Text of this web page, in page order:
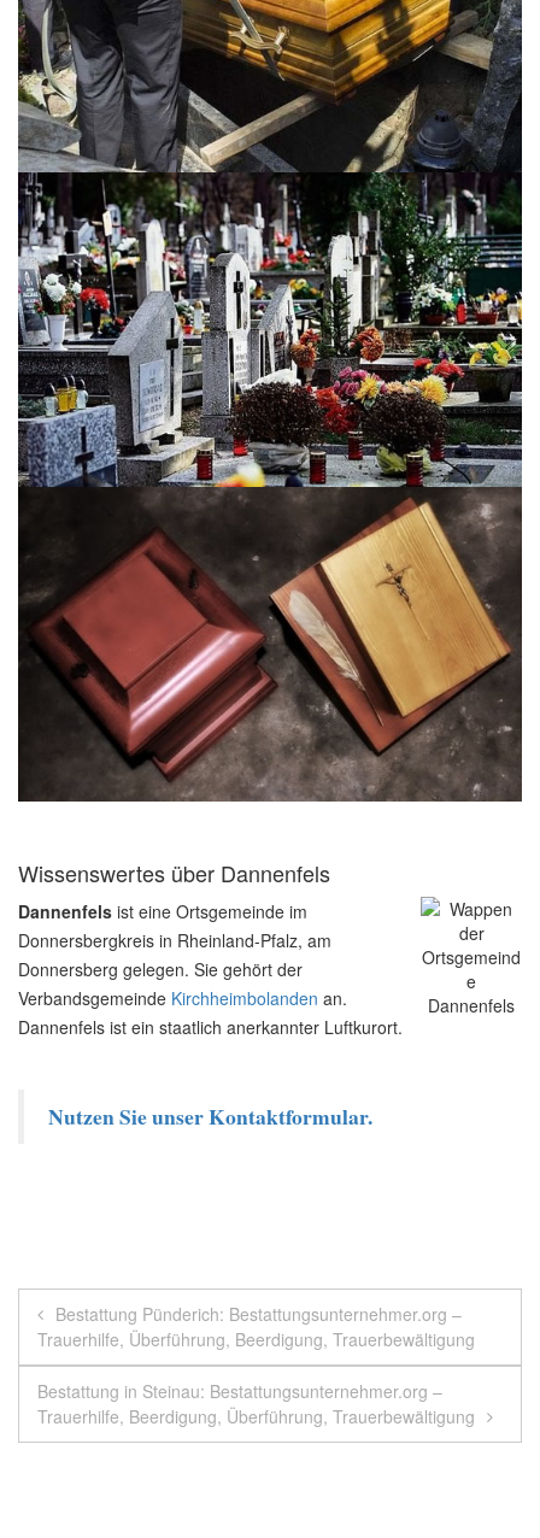
Wissenswertes über Dannenfels
Dannenfels ist eine Ortsgemeinde im
Donnersbergkreis in Rheinland-Pfalz, am
Donnersberg gelegen. Sie gehört der
Verbandsgemeinde Kirchheimbolanden an.
Dannenfels ist ein staatlich anerkannter Luftkurort.
Nutzen Sie unser Kontaktformular.
Beitragsnavigation
Bestattung Pünderich: Bestattungsunternehmer.org –
Trauerhilfe, Überführung, Beerdigung, Trauerbewältigung
Bestattung in Steinau: Bestattungsunternehmer.org –
Trauerhilfe, Beerdigung, Überführung, Trauerbewältigung